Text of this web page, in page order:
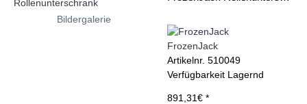
Bildergalerie
FrozenJack
Artikelnr. 510049
Verfügbarkeit Lagernd
891,31€ *